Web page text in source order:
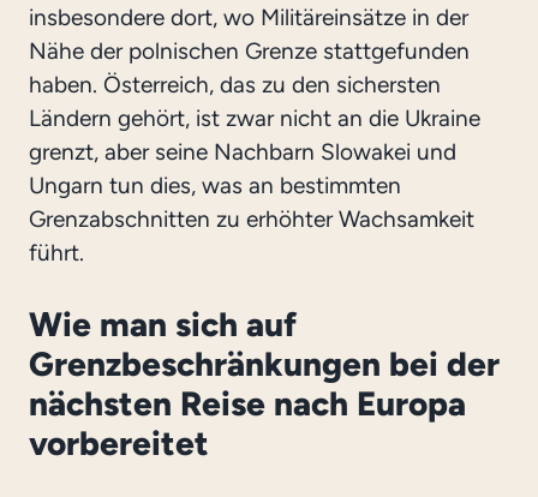
insbesondere dort, wo Militäreinsätze in der
Nähe der polnischen Grenze stattgefunden
haben. Österreich, das zu den sichersten
Ländern gehört, ist zwar nicht an die Ukraine
grenzt, aber seine Nachbarn Slowakei und
Ungarn tun dies, was an bestimmten
Grenzabschnitten zu erhöhter Wachsamkeit
führt.
Wie man sich auf
Grenzbeschränkungen bei der
nächsten Reise nach Europa
vorbereitet